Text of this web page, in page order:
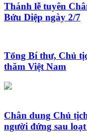
Thánh lễ tuyên
Bửu Diệp ngày 2/7
Tổng Bí thư, Chủ
thăm Việt Nam
Chân dung Chủ
người đứng sau